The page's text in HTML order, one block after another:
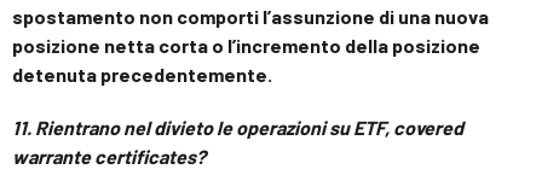
spostamento non comporti l’assunzione di una nuova
posizione netta corta o l’incremento della posizione
detenuta precedentemente.
11. Rientrano nel divieto le operazioni su ETF, covered
warrantecertificates?